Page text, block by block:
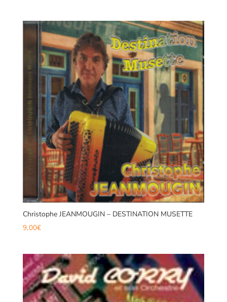
Christophe JEANMOUGIN – DESTINATION MUSETTE
9,00€